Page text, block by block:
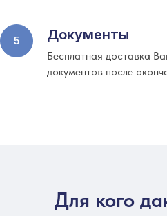
Документы
Бесплатная доставка
документов после
Для кого